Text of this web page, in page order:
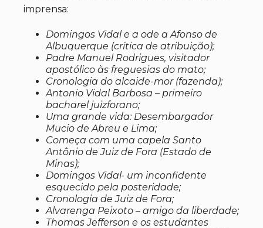
imprensa:
Domingos Vidal e a ode a Afonso de
Albuquerque (crítica de atribuição);
Padre Manuel Rodrigues, visitador
apostólico às freguesias do mato;
Cronologia do alcaide-mor (fazenda);
Antonio Vidal Barbosa – primeiro
bacharel juizforano;
Uma grande vida: Desembargador
Mucio de Abreu e Lima;
Começa com uma capela Santo
Antônio de Juiz de Fora (Estado de
Minas);
Domingos Vidal- um inconfidente
esquecido pela posteridade;
Cronologia de Juiz de Fora;
Alvarenga Peixoto – amigo da liberdade;
Thomas Jefferson e os estudantes